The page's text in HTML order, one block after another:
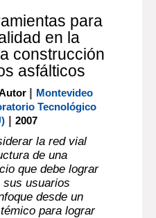
para
en la
construcción
asfálticos
| Montevideo
Tecnológico
|2007
la red vial
de una
que debe lograr
usuarios
desde un
para lograr